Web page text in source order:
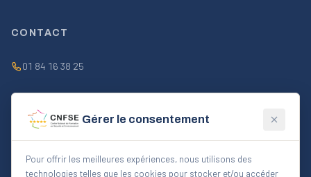
CONTACT
01 84 16 38 25
FORMULAIRE CONTACT
Gérer le consentement
Pour offrir les meilleures expériences, nous utilisons des
technologies telles que les cookies pour stocker et/ou accéder